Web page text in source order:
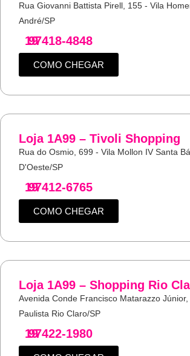
Rua Giovanni Battista Pirell, 155 - Vila
André/SP
19
97418-4848
COMO CHEGAR
Loja 1A99 – Tivoli Shopping
Rua do Osmio, 699 - Vila Mollon IV Santa
D'Oeste/SP
19
97412-6765
COMO CHEGAR
Loja 1A99 – Shopping Rio
Avenida Conde Francisco Matarazzo Júnior,
Paulista Rio Claro/SP
19
97422-1980